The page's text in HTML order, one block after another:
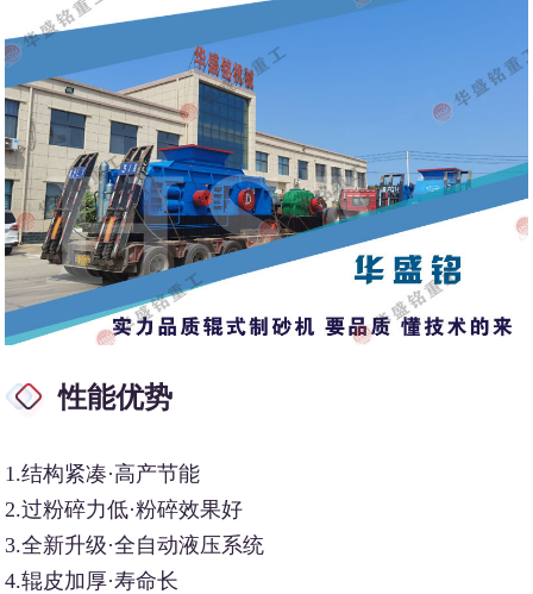
性能优势
1.结构紧凑·高产节能
2.过粉碎力低·粉碎效果好
3.全新升级·全自动液压系统
4.辊皮加厚·寿命长